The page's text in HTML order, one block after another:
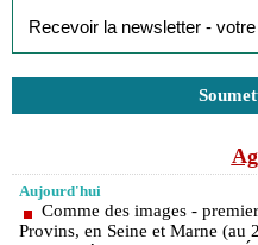
Aujourd'hui
Comme des images -
Provins, en Seine et Marne (au